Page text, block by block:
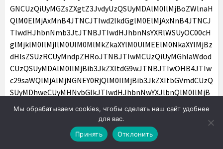
Мы обрабатываем cookies, чтобы сделать наш сайт удобнее
для вас.
Принять
Отклонить